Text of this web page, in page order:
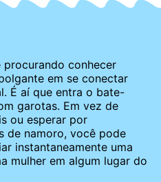
procurando conhecer
em se conectar
É aí que entra o bate-
garotas. Em vez de
ou esperar por
de namoro, você pode
instantaneamente uma
mulher em algum lugar do